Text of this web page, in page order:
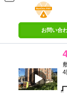
BunChinPAY
お問い合
4